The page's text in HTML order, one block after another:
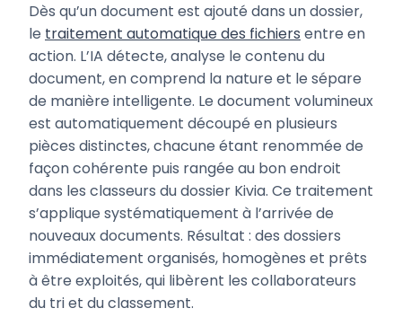
Dès qu’un document est ajouté dans un dossier,
le traitement automatique des fichiers entre en
action. L’IA détecte, analyse le contenu du
document, en comprend la nature et le sépare
de manière intelligente. Le document volumineux
est automatiquement découpé en plusieurs
pièces distinctes, chacune étant renommée de
façon cohérente puis rangée au bon endroit
dans les classeurs du dossier Kivia. Ce traitement
s’applique systématiquement à l’arrivée de
nouveaux documents. Résultat : des dossiers
immédiatement organisés, homogènes et prêts
à être exploités, qui libèrent les collaborateurs
du tri et du classement.